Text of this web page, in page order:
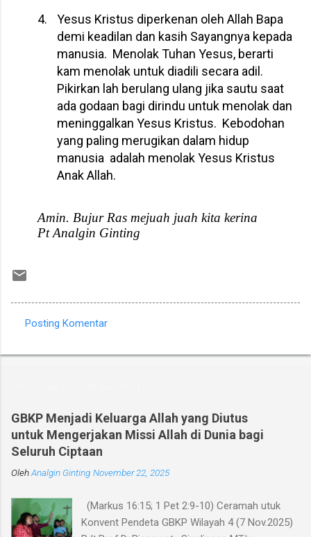
4.
Yesus Kristus diperkenan oleh Allah Bapa
demi keadilan dan kasih Sayangnya kepada
manusia. Menolak Tuhan Yesus, berarti
kam menolak untuk diadili secara adil.
Pikirkan lah berulang ulang jika sautu saat
ada godaan bagi dirindu untuk menolak dan
meninggalkan Yesus Kristus. Kebodohan
yang paling merugikan dalam hidup
manusia adalah menolak Yesus Kristus
Anak Allah.
Amin. Bujur Ras mejuah juah kita kerina
Pt Analgin Ginting
o
n
t
a
r
Posting Komentar
GBKP Menjadi Keluarga Allah yang Diutus
untuk Mengerjakan Missi Allah di Dunia bagi
Seluruh Ciptaan
OlehAnalgin Ginting November 22, 2025
(Markus 16:15; 1 Pet 2:9-10) Ceramah utuk
Konvent Pendeta GBKP Wilayah 4 (7 Nov.2025)